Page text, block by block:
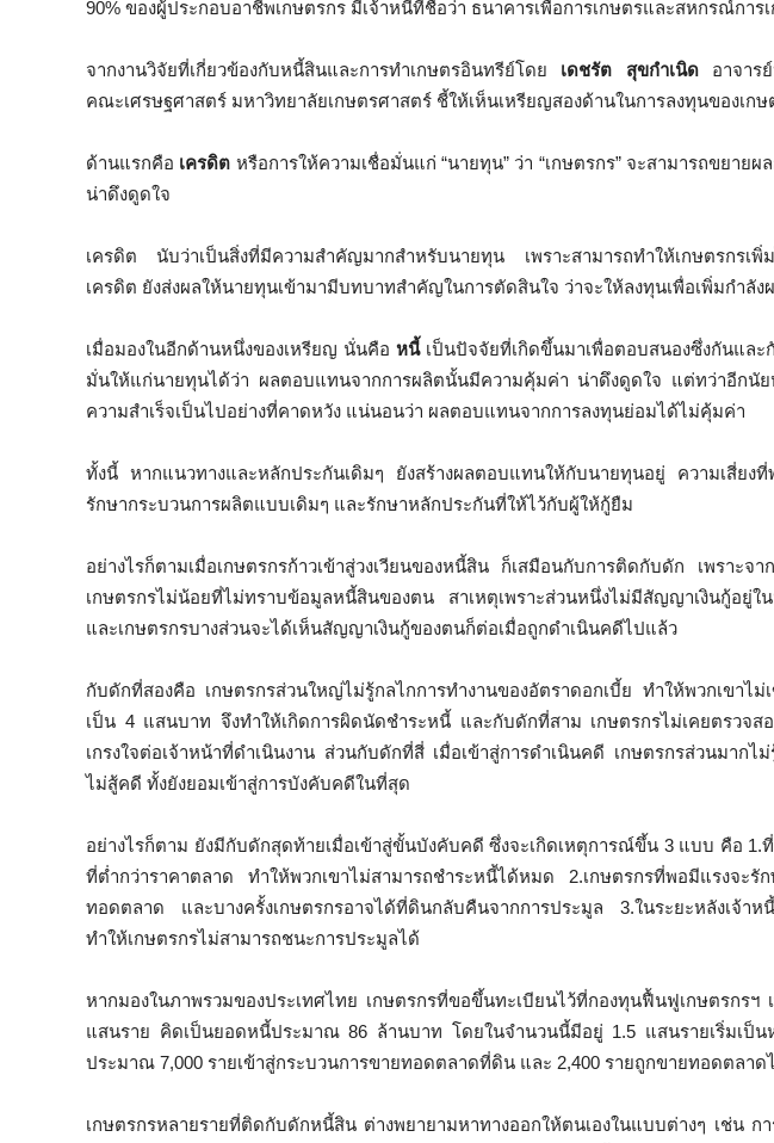
90% ของผู้ประกอบอาชีพเกษตรกร มีเจ้าหนี้ที่ชื่อว่า ธนาคารเพื่อการเกษตรและสหกรณ์การ
จากงานวิจัยที่เกี่ยวข้องกับหนี้สินและการทำเกษตรอินทรีย์โดย เดชรัต สุขกำเนิดอาจารย์
คณะเศรษฐศาสตร์ มหาวิทยาลัยเกษตรศาสตร์ ชี้ให้เห็นเหรียญสองด้านในการลงทุนของเกษ
ด้านแรกคือ เครดิต หรือการให้ความเชื่อมั่นแก่ “นายทุน” ว่า “เกษตรกร” จะสามารถขยา
น่าดึงดูดใจ
เครดิต นับว่าเป็นสิ่งที่มีความสำคัญมากสำหรับนายทุน เพราะสามารถทำให้เกษตรกรเ
เครดิต ยังส่งผลให้นายทุนเข้ามามีบทบาทสำคัญในการตัดสินใจ ว่าจะให้ลงทุนเพื่อเพิ่มกำลัง
เมื่อมองในอีกด้านหนึ่งของเหรียญ นั่นคือ หนี้เป็นปัจจัยที่เกิดขึ้นมาเพื่อตอบสนองซึ่งกันและ
มั่นให้แก่นายทุนได้ว่า ผลตอบแทนจากการผลิตนั้นมีความคุ้มค่า น่าดึงดูดใจ แต่ทว่าอีกนัย
ความสำเร็จเป็นไปอย่างที่คาดหวัง แน่นอนว่า ผลตอบแทนจากการลงทุนย่อมได้ไม่คุ้มค่า
ทั้งนี้ หากแนวทางและหลักประกันเดิมๆ ยังสร้างผลตอบแทนให้กับนายทุนอยู่ ความเสี่ยง
รักษากระบวนการผลิตแบบเดิมๆ และรักษาหลักประกันที่ให้ไว้กับผู้ให้กู้ยืม
อย่างไรก็ตามเมื่อเกษตรกรก้าวเข้าสู่วงเวียนของหนี้สิน ก็เสมือนกับการติดกับดัก เพรา
เกษตรกรไม่น้อยที่ไม่ทราบข้อมูลหนี้สินของตน สาเหตุเพราะส่วนหนึ่งไม่มีสัญญาเงินกู้อยู่ใ
และเกษตรกรบางส่วนจะได้เห็นสัญญาเงินกู้ของตนก็ต่อเมื่อถูกดำเนินคดีไปแล้ว
กับดักที่สองคือ เกษตรกรส่วนใหญ่ไม่รู้กลไกการทำงานของอัตราดอกเบี้ย ทำให้พวกเขาไ
เป็น 4 แสนบาท จึงทำให้เกิดการผิดนัดชำระหนี้ และกับดักที่สาม เกษตรกรไม่เคยตรวจส
เกรงใจต่อเจ้าหน้าที่ดำเนินงาน ส่วนกับดักที่สี่ เมื่อเข้าสู่การดำเนินคดี เกษตรกรส่วนมาก
ไม่สู้คดี ทั้งยังยอมเข้าสู่การบังคับคดีในที่สุด
อย่างไรก็ตาม ยังมีกับดักสุดท้ายเมื่อเข้าสู่ขั้นบังคับคดี ซึ่งจะเกิดเหตุการณ์ขึ้น 3 แบบ คือ 1.
ที่ต่ำกว่าราคาตลาด ทำให้พวกเขาไม่สามารถชำระหนี้ได้หมด 2.เกษตรกรที่พอมีแรงจะรั
ทอดตลาด และบางครั้งเกษตรกรอาจได้ที่ดินกลับคืนจากการประมูล 3.ในระยะหลังเจ้า
ทำให้เกษตรกรไม่สามารถชนะการประมูลได้
หากมองในภาพรวมของประเทศไทย เกษตรกรที่ขอขึ้นทะเบียนไว้ที่กองทุนฟื้นฟูเกษตรกร
แสนราย คิดเป็นยอดหนี้ประมาณ 86 ล้านบาท โดยในจำนวนนี้มีอยู่ 1.5 แสนรายเริ่มเป็
ประมาณ 7,000 รายเข้าสู่กระบวนการขายทอดตลาดที่ดิน และ 2,400 รายถูกขายทอดตลาด
เกษตรกรหลายรายที่ติดกับดักหนี้สิน ต่างพยายามหาทางออกให้ตนเองในแบบต่างๆ เช่น ก